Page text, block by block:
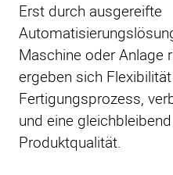
Erst durch ausgereifte
Maschine oder Anlage
ergeben sich
Fertigungsprozess,
und eine
Produktqualität.